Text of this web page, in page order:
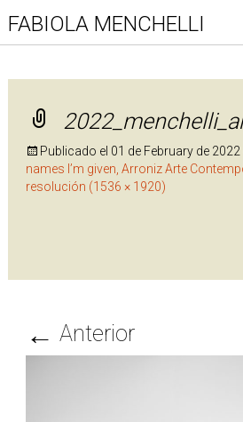
FABIOLA MENCHELLI
Publicado el 01 de February de 2022
names I’m given, Arroniz Arte
resolución (1536 × 1920)
← Anterior